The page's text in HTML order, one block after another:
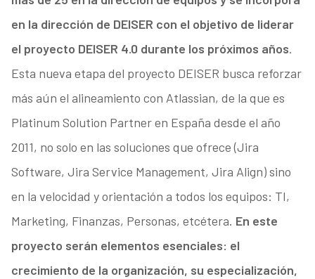
en la dirección de DEISER con el objetivo de liderar
el proyecto DEISER 4.0 durante los próximos años.
Esta nueva etapa del proyecto DEISER busca reforzar
más aún el alineamiento con Atlassian, de la que es
Platinum Solution Partner en España desde el año
2011, no solo en las soluciones que ofrece (Jira
Software, Jira Service Management, Jira Align) sino
en la velocidad y orientación a todos los equipos: TI,
Marketing, Finanzas, Personas, etcétera. En este
proyecto serán elementos esenciales: el
crecimiento de la organización, su especialización,